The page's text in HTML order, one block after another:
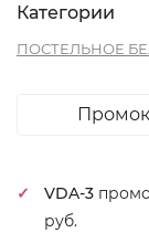
Категории
ПОСТЕЛЬНОЕ
VDA-3
руб.